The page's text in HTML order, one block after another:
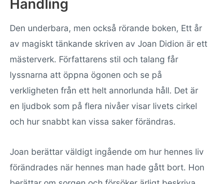
Handling
Den underbara, men också rörande boken, Ett år
av magiskt tänkande skriven av Joan Didion är ett
mästerverk. Författarens stil och talang får
lyssnarna att öppna ögonen och se på
verkligheten från ett helt annorlunda håll. Det är
en ljudbok som på flera nivåer visar livets cirkel
och hur snabbt kan vissa saker förändras.
Joan berättar väldigt ingående om hur hennes liv
förändrades när hennes man hade gått bort. Hon